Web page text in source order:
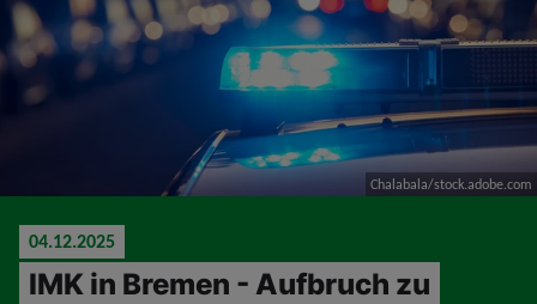
Chalabala/stock.adobe.com
04.12.2025
IMK in Bremen - Aufbruch zu